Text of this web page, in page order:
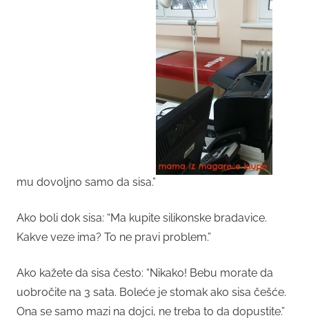
mu dovoljno samo da sisa.”
Ako boli dok sisa: “Ma kupite silikonske bradavice.
Kakve veze ima? To ne pravi problem.”
Ako kažete da sisa često: “Nikako! Bebu morate da
uobročite na 3 sata. Boleće je stomak ako sisa češće.
Ona se samo mazi na dojci, ne treba to da dopustite.”